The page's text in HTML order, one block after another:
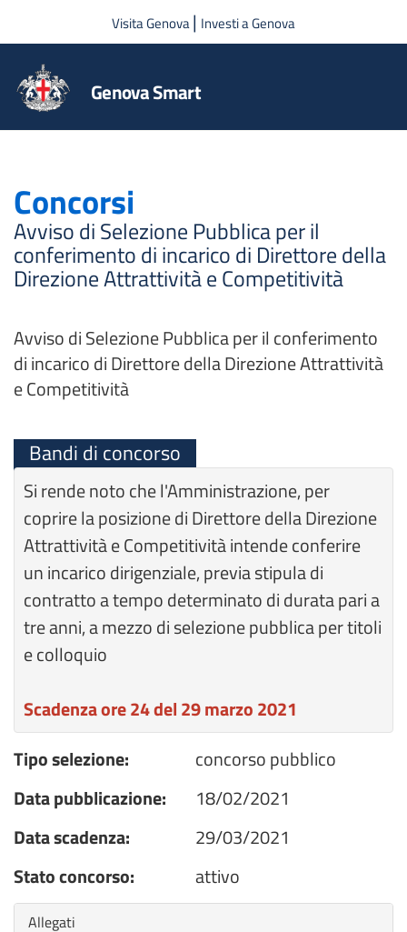
Salta al contenuto principale
Visita Genova| Investi a Genova
Genova Smart
Concorsi
Avviso di Selezione Pubblica per il
conferimento di incarico di Direttore della
Direzione Attrattività e Competitività
Avviso di Selezione Pubblica per il conferimento
di incarico di Direttore della Direzione Attrattività
e Competitività
Bandi di concorso
Si rende noto che l'Amministrazione, per
coprire la posizione di Direttore della Direzione
Attrattività e Competitività intende conferire
un incarico dirigenziale, previa stipula di
contratto a tempo determinato di durata pari a
tre anni, a mezzo di selezione pubblica per titoli
e colloquio
Scadenza ore 24 del 29marzo 2021
Tipo selezione:
concorso pubblico
Data pubblicazione:
18/02/2021
Data scadenza:
29/03/2021
Stato concorso:
attivo
Nascondi
Allegati